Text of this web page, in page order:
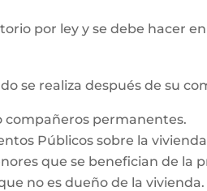
por ley y se debe hacer
se realiza después de su
compañeros permanentes.
Públicos sobre la
que se benefician de la
no es dueño de la vivienda.